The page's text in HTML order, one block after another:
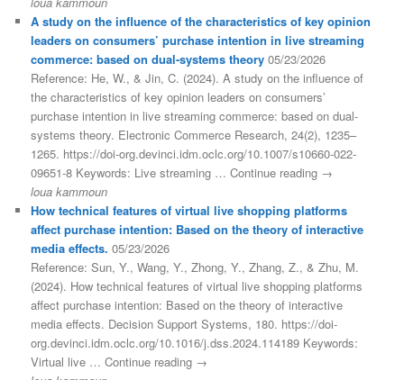
A study on the influence of the characteristics of key opinion
leaders on consumers’ purchase intention in live streaming
commerce: based on dual-systems theory 05/23/2026
Reference: He, W., & Jin, C. (2024). A study on the influence of
the characteristics of key opinion leaders on consumers’
purchase intention in live streaming commerce: based on dual-
systems theory. Electronic Commerce Research, 24(2), 1235–
1265. https://doi-org.devinci.idm.oclc.org/10.1007/s10660-022-
09651-8 Keywords: Live streaming … Continue reading →
loua kammoun
How technical features of virtual live shopping platforms
affect purchase intention: Based on the theory of interactive
media effects. 05/23/2026
Reference: Sun, Y., Wang, Y., Zhong, Y., Zhang, Z., & Zhu, M.
(2024). How technical features of virtual live shopping platforms
affect purchase intention: Based on the theory of interactive
media effects. Decision Support Systems, 180. https://doi-
org.devinci.idm.oclc.org/10.1016/j.dss.2024.114189 Keywords:
Virtual live … Continue reading →